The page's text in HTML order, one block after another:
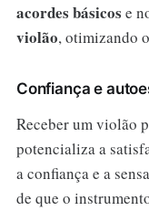
acordes básicos e
violão, otimizando
Confiança e
Receber um violão
potencializa a
a confiança e a
de que o